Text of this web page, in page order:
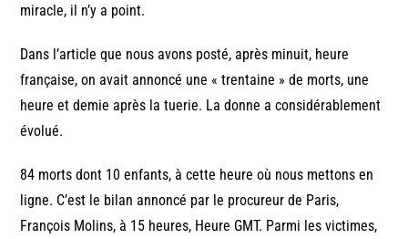
miracle, il n’y a point.
Dans l’article que nous avons posté, après minuit, heure
française, on avait annoncé une « trentaine » de morts, une
heure et demie après la tuerie. La donne a considérablement
évolué.
84 morts dont 10 enfants, à cette heure où nous mettons en
ligne. C’est le bilan annoncé par le procureur de Paris,
François Molins, à 15 heures, Heure GMT. Parmi les victimes,